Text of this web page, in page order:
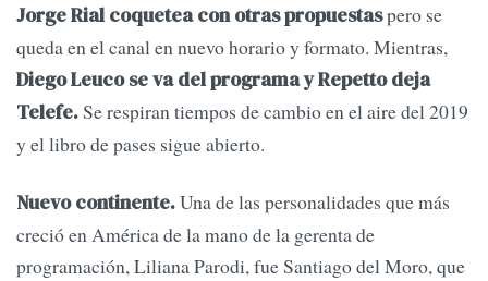
Jorge Rial coquetea con otras propuestaspero se
queda en el canal en nuevo horario y formato. Mientras,
Diego Leuco se va del programa y Repetto deja
Telefe.Se respiran tiempos de cambio en el aire del 2019
y el libro de pases sigue abierto.
Nuevo continente.Una de las personalidades que más
creció en América de la mano de la gerenta de
programación, Liliana Parodi, fue Santiago del Moro, que